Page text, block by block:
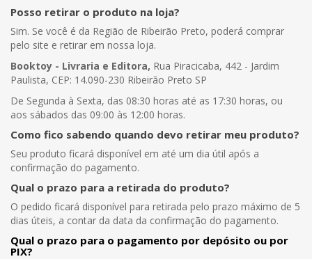
Posso retirar o produto na loja?
Sim. Se você é da Região de Ribeirão Preto, poderá comprar
pelo site e retirar em nossa loja.
Booktoy - Livraria e Editora, Rua Piracicaba, 442 - Jardim
Paulista, CEP: 14.090-230 Ribeirão Preto SP
De Segunda à Sexta, das 08:30 horas até as 17:30 horas, ou
aos sábados das 09:00 às 12:00 horas.
Como fico sabendo quando devo retirar meu produto?
Seu produto ficará disponível em até um dia útil após a
confirmação do pagamento.
Qual o prazo para a retirada do produto?
O pedido ficará disponível para retirada pelo prazo máximo de 5
dias úteis, a contar da data da confirmação do pagamento.
Qual o prazo para o pagamento por depósito ou por
PIX?